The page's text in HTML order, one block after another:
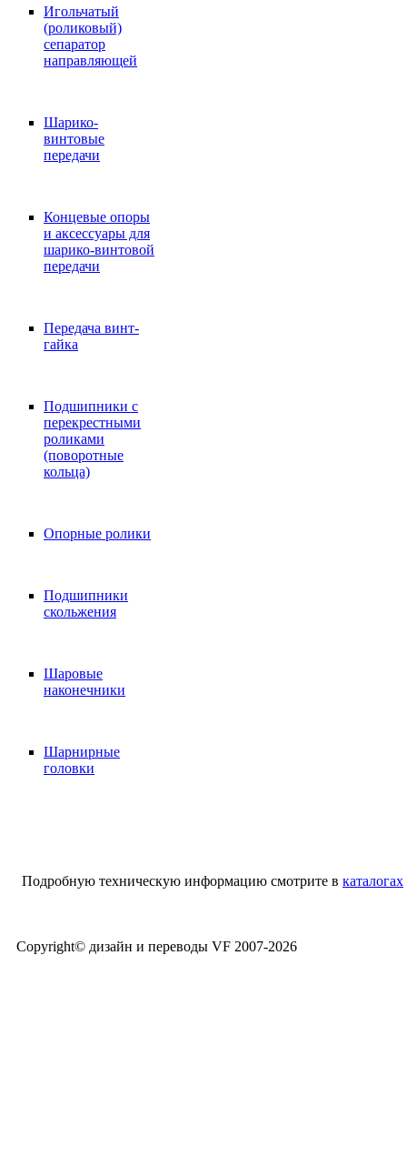
Игольчатый
(роликовый)
сепаратор
направляющей
Шарико-
винтовые
передачи
Концевые опоры
и аксессуары для
шарико-винтовой
передачи
Передача винт-
гайка
Подшипники с
перекрестными
роликами
(поворотные
кольца)
Опорные ролики
Подшипники
скольжения
Шаровые
наконечники
Шарнирные
головки
Подробную техническую информацию смотрите в каталогах
Copyright© дизайн и переводы VF 2007-2026